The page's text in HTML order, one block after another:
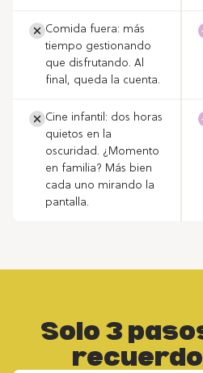
Comida fuera: más
tiempo gestionando
que disfrutando. Al
final, queda la cuenta.
Cine infantil: dos horas
quietos en la
oscuridad. ¿Momento
en familia? Más bien
cada uno mirando la
pantalla.
Solo 3